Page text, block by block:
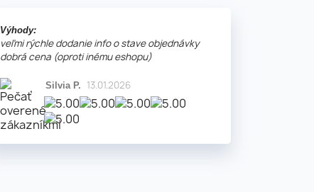
Výhody:
veľmi rýchle dodanie info o stave objednávky
dobrá cena (oproti inému eshopu)
Silvia P. 13.01.2026